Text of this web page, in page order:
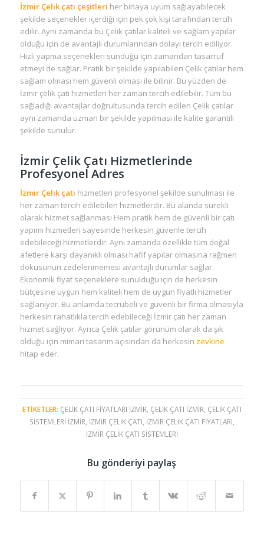
İzmir Çelik çatı çeşitleri her binaya uyum sağlayabilecek
şekilde seçenekler içerdiği için pek çok kişi tarafından tercih
edilir. Aynı zamanda bu Çelik çatılar kaliteli ve sağlam yapılar
olduğu için de avantajlı durumlarından dolayı tercih ediliyor.
Hızlı yapma seçenekleri sunduğu için zamandan tasarruf
etmeyi de sağlar. Pratik bir şekilde yapılabilen Çelik çatılar hem
sağlam olması hem güvenli olması ile bilinir. Bu yüzden de
İzmir çelik çatı hizmetleri her zaman tercih edilebilir. Tüm bu
sağladığı avantajlar doğrultusunda tercih edilen Çelik çatılar
aynı zamanda uzman bir şekilde yapılması ile kalite garantili
şekilde sunulur.
İzmir Çelik Çatı Hizmetlerinde
Profesyonel Adres
İzmir Çelik çatı hizmetleri profesyonel şekilde sunulması ile
her zaman tercih edilebilen hizmetlerdir. Bu alanda sürekli
olarak hizmet sağlanması Hem pratik hem de güvenli bir çatı
yapımı hizmetleri sayesinde herkesin güvenle tercih
edebileceği hizmetlerdir. Aynı zamanda özellikle tüm doğal
afetlere karşı dayanıklı olması hafif yapılar olmasına rağmen
dokusunun zedelenmemesi avantajlı durumlar sağlar.
Ekonomik fiyat seçeneklere sunulduğu için de herkesin
bütçesine uygun hem kaliteli hem de uygun fiyatlı hizmetler
sağlanıyor. Bu anlamda tecrübeli ve güvenli bir firma olmasıyla
herkesin rahatlıkla tercih edebileceği İzmir çatı her zaman
hizmet sağlıyor. Ayrıca Çelik çatılar görünüm olarak da şık
olduğu için mimari tasarım açısından da herkesin zevkine
hitap eder.
ETIKETLER: ÇELIK ÇATI FIYATLARI İZMIR ÇELIK ÇATI İZMIR ÇELIK ÇATI
SISTEMLERI İZMIR İZMIR ÇELIK ÇATI İZMIR ÇELIK ÇATI FIYATLARI
İZMIR ÇELIK ÇATI SISTEMLERI
Bu gönderiyi paylaş